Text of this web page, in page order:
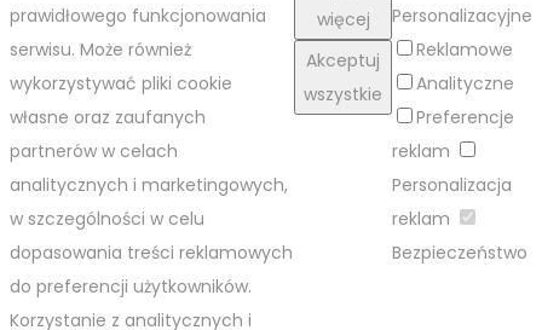
prawidłowego funkcjonowania
serwisu. Może również
wykorzystywać pliki cookie
własne oraz zaufanych
partnerów w celach
analitycznych i marketingowych,
w szczególności w celu
dopasowania treści reklamowych
do preferencji użytkowników.
Korzystanie z analitycznych i
więcej
Akceptuj
wszystkie
Personalizacyjne
Reklamowe
Analityczne
Preferencje
reklam
Personalizacja
reklam
Bezpieczeństwo